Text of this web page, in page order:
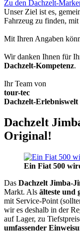
Zu den Dachzelt-
Unser Ziel ist es,
Fahrzeug zu finden,
Mit Ihren Angaben
Wir danken Ihnen für
Dachzelt-Kompetenz.
Ihr Team von
tour-tec
Dachzelt-Erlebniswelt
Dachzelt
Original!
Ein Fiat 500
Das Dachzelt Jimba-
Markt. Als älteste und
mit Service-Point
wir es deshalb in der
auf Lager, zu
umfassender